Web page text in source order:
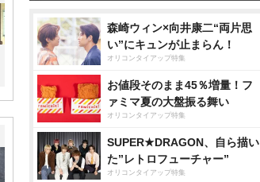
森崎ウィン×向井康二“両片思
い”にキュンが止まらん！
オリコンタイアップ特集
お値段そのまま45％増量！フ
ァミマ夏の大盤振る舞い
オリコンタイアップ特集
SUPER★DRAGON、自ら描い
た”レトロフューチャー”
オリコンタイアップ特集